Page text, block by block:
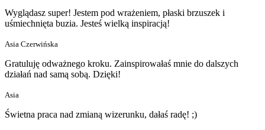
Wyglądasz super! Jestem pod wrażeniem, płaski brzuszek i
uśmiechnięta buzia. Jesteś wielką inspiracją!
Asia Czerwińska
Gratuluję odważnego kroku. Zainspirowałaś mnie do dalszych
działań nad samą sobą. Dzięki!
Asia
Świetna praca nad zmianą wizerunku, dałaś radę! ;)